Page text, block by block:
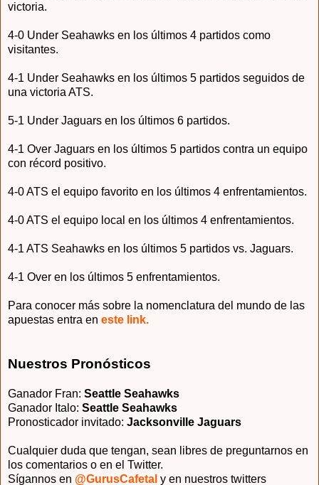
victoria.
4-0 Under Seahawks en los últimos 4 partidos como
visitantes.
4-1 Under Seahawks en los últimos 5 partidos seguidos de
una victoria ATS.
5-1 Under Jaguars en los últimos 6 partidos.
4-1 Over Jaguars en los últimos 5 partidos contra un equipo
con récord positivo.
4-0 ATS el equipo favorito en los últimos 4 enfrentamientos.
4-0 ATS el equipo local en los últimos 4 enfrentamientos.
4-1 ATS Seahawks en los últimos 5 partidos vs. Jaguars.
4-1 Over en los últimos 5 enfrentamientos.
Para conocer más sobre la nomenclatura del mundo de las
apuestas entra en este link.
Nuestros Pronósticos
Ganador Fran: Seattle Seahawks
Ganador Italo: Seattle Seahawks
Pronosticador invitado: Jacksonville Jaguars
Cualquier duda que tengan, sean libres de preguntarnos en
los comentarios o en el Twitter.
Sígannos en @GurusCafetal y en nuestros twitters